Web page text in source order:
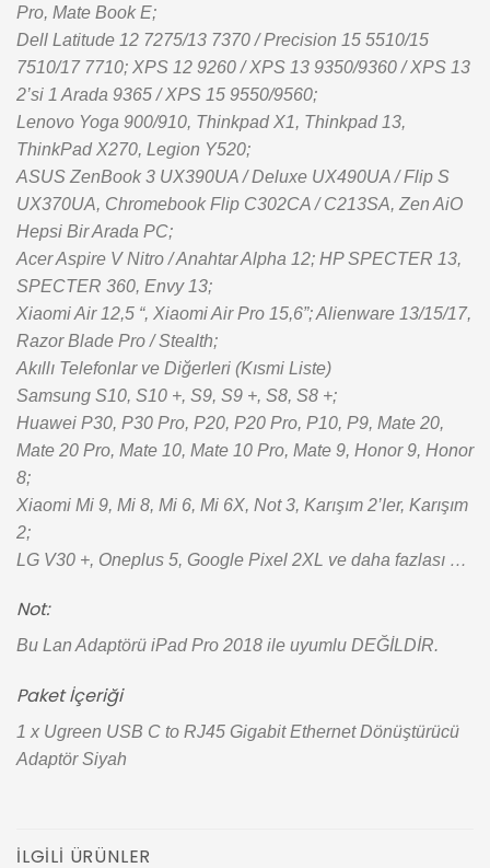
Pro, Mate Book E;
Dell Latitude 12 7275/13 7370 / Precision 15 5510/15
7510/17 7710; XPS 12 9260 / XPS 13 9350/9360 / XPS 13
2’si 1 Arada 9365 / XPS 15 9550/9560;
Lenovo Yoga 900/910, Thinkpad X1, Thinkpad 13,
ThinkPad X270, Legion Y520;
ASUS ZenBook 3 UX390UA / Deluxe UX490UA / Flip S
UX370UA, Chromebook Flip C302CA / C213SA, Zen AiO
Hepsi Bir Arada PC;
Acer Aspire V Nitro / Anahtar Alpha 12; HP SPECTER 13,
SPECTER 360, Envy 13;
Xiaomi Air 12,5 “, Xiaomi Air Pro 15,6”; Alienware 13/15/17,
Razor Blade Pro / Stealth;
Akıllı Telefonlar ve Diğerleri (Kısmi Liste)
Samsung S10, S10 +, S9, S9 +, S8, S8 +;
Huawei P30, P30 Pro, P20, P20 Pro, P10, P9, Mate 20,
Mate 20 Pro, Mate 10, Mate 10 Pro, Mate 9, Honor 9, Honor
8;
Xiaomi Mi 9, Mi 8, Mi 6, Mi 6X, Not 3, Karışım 2’ler, Karışım
2;
LG V30 +, Oneplus 5, Google Pixel 2XL ve daha fazlası …
Not:
Bu Lan Adaptörü iPad Pro 2018 ile uyumlu DEĞİLDİR.
Paket İçeriği
1 x Ugreen USB C to RJ45 Gigabit Ethernet Dönüştürücü
Adaptör Siyah
İLGILI ÜRÜNLER